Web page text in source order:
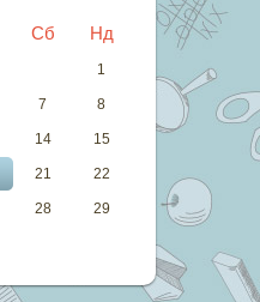
Сб Нд
1
7 8
14 15
21 22
28 29